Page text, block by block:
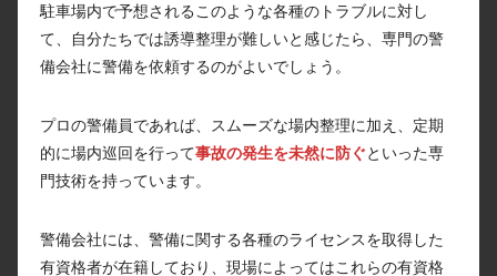
駐車場内で予想されるこのような各種のトラブルに対し
て、自分たちでは誘導整理が難しいと感じたら、専門の警
備会社に警備を依頼するのがよいでしょう。
プロの警備員であれば、スムーズな場内整理に加え、定期
的に場内巡回を行って事故の発生を未然に防ぐといった専
門技術を持っています。
警備会社には、警備に関する各種のライセンスを取得した
有資格者が在籍しており、現場によってはこれらの有資格